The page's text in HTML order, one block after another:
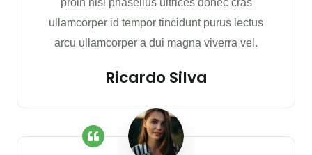
ullamcorper id tempor tincidunt purus lectus
arcu ullamcorper a dui magna viverra vel.
Ricardo Silva